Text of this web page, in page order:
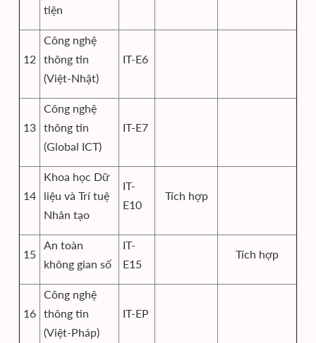
tiện
12
Công nghệ
thông tin
(Việt-Nhật)
IT-E6
13
Công nghệ
thông tin
(Global ICT)
IT-E7
14
Khoa học Dữ
liệu và Trí tuệ
Nhân tạo
IT-
E10
Tích hợp
15
An toàn
không gian số
IT-
E15
Tích hợp
16
Công nghệ
thông tin
(Việt-Pháp)
IT-EP